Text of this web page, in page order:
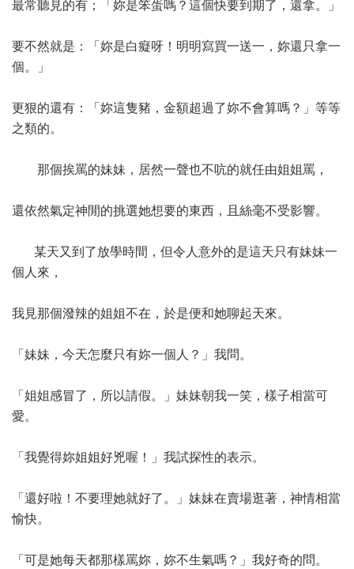
最常聽見的有；「妳是笨蛋嗎？這個快要到期了，還拿。」
要不然就是：「妳是白癡呀！明明寫買一送一，妳還只拿一
個。」
更狠的還有：「妳這隻豬，金額超過了妳不會算嗎？」等等
之類的。
那個挨罵的妹妹，居然一聲也不吭的就任由姐姐罵，
還依然氣定神閒的挑選她想要的東西，且絲毫不受影響。
某天又到了放學時間，但令人意外的是這天只有妹妹一
個人來，
我見那個潑辣的姐姐不在，於是便和她聊起天來。
「妹妹，今天怎麼只有妳一個人？」我問。
「姐姐感冒了，所以請假。」妹妹朝我一笑，樣子相當可
愛。
「我覺得妳姐姐好兇喔！」我試探性的表示。
「還好啦！不要理她就好了。」妹妹在賣場逛著，神情相當
愉快。
「可是她每天都那樣罵妳，妳不生氣嗎？」我好奇的問。